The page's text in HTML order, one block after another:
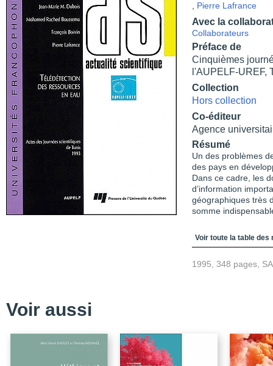
Pierre Lafrance
Avec la
Collaborateurs
Préface de
Cinquièmes
l'AUPELF-UREF,
Collection
Hors collection
Co-éditeur
Agence
Résumé
Un des problèmes
des pays en
Dans ce cadre, les
d’information
géographiques très
somme
Table des
Voir toute la table des
1995, 348 pages,
Voir aussi